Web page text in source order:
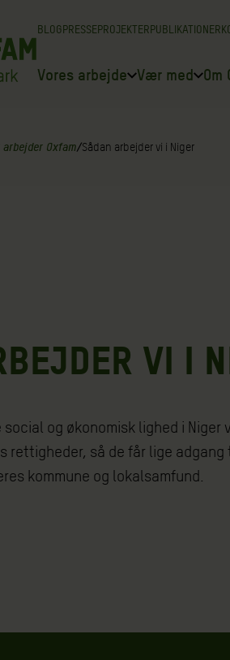
BLOGPRESSEPROJEKTERPUBLIKATIONER
Vores arbejde Vær med Om
arbejder Oxfam/Sådan arbejder vi i Niger
VI I
social og økonomisk lighed i
rettigheder, så de får lige
kommune og lokalsamfund.